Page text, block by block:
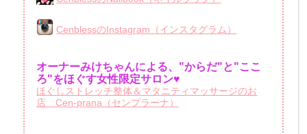
CenblessのInstagram（インスタグラム）
オーナーみけちゃんによる、"からだ"と"ここ
ろ"をほぐす女性限定サロン♥
ほぐしストレッチ整体＆マタニティマッサージのお
店 Cen-prana（センプラーナ）